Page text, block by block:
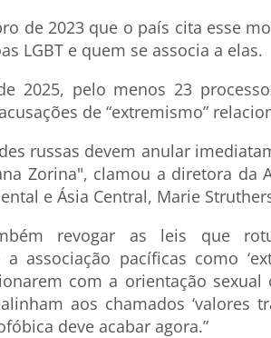
de 2023 que o país cita esse
LGBT e quem se associa a elas.
2025, pelo menos 23
de “extremismo”
russas devem anular
Zorina", clamou a diretora da
e Ásia Central, Marie
revogar as leis que
a associação pacíficas como
com a orientação sexual
aos chamados ‘valores
deve acabar agora.”